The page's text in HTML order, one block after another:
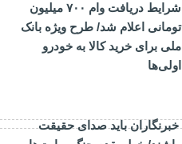
شرایط دریافت وام ۷۰۰ میلیون
تومانی اعلام شد/ طرح ویژه بانک
ملی برای خرید کالا به خودرو
اولی‌ها
خبرنگاران باید صدای حقیقت